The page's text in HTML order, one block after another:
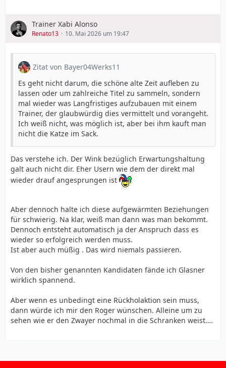
Trainer Xabi Alonso
Renato13 10. Mai 2026 um 19:47
Zitat von Bayer04Werks11
Es geht nicht darum, die schöne alte Zeit aufleben zu
lassen oder um zahlreiche Titel zu sammeln, sondern
mal wieder was Langfristiges aufzubauen mit einem
Trainer, der glaubwürdig dies vermittelt und vorangeht.
Ich weiß nicht, was möglich ist, aber bei ihm kauft man
nicht die Katze im Sack.
Das verstehe ich. Der Wink bezüglich Erwartungshaltung
galt auch nicht dir. Eher Usern wie dem der direkt mal
wieder drauf angesprungen ist
Aber dennoch halte ich diese aufgewärmten Beziehungen
für schwierig. Na klar, weiß man dann was man bekommt.
Dennoch entsteht automatisch ja der Anspruch dass es
wieder so erfolgreich werden muss.
Ist aber auch müßig . Das wird niemals passieren.
Von den bisher genannten Kandidaten fände ich Glasner
wirklich spannend.
Aber wenn es unbedingt eine Rückholaktion sein muss,
dann würde ich mir den Roger wünschen. Alleine um zu
sehen wie er den Zwayer nochmal in die Schranken weist….